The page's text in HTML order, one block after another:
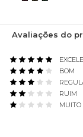
Avaliações do
BOM
RUIM
MUITO